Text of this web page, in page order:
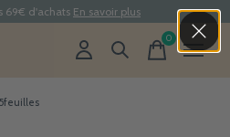
69€ d'achats En savoir plus
0items